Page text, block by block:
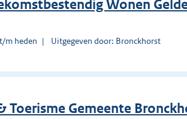
Wonen
m heden Uitgegeven door: Bronckhorst
Toerisme Gemeente